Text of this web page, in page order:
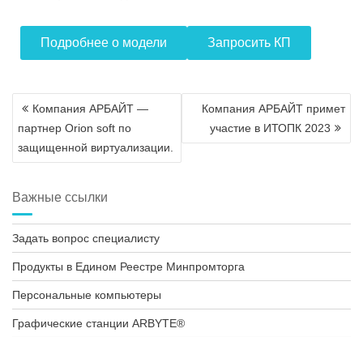
Подробнее о модели Запросить КП
Навигация
Компания АРБАЙТ —
партнер Orion soft по
защищенной виртуализации.
Компания АРБАЙТ примет
участие в ИТОПК 2023
Важные ссылки
Задать вопрос специалисту
Продукты в Едином Реестре Минпромторга
Персональные компьютеры
Графические станции ARBYTE®